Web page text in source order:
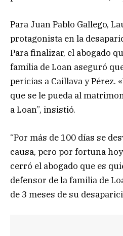
Para Juan Pablo Gallego,
protagonista en la
Para finalizar, el abogado
familia de Loan aseguró
pericias a Caillava y Pérez.
que se le pueda al
a Loan”, insistió.
“Por más de 100 días se
causa, pero por fortuna
cerró el abogado que es
defensor de la familia de
de 3 meses de su